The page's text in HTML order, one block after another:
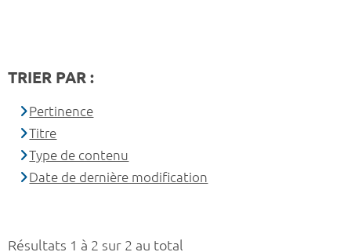
Résultats 1 à 2 sur 2 au total
TRIER PAR :
Pertinence
Titre
Type de contenu
Date de dernière modification